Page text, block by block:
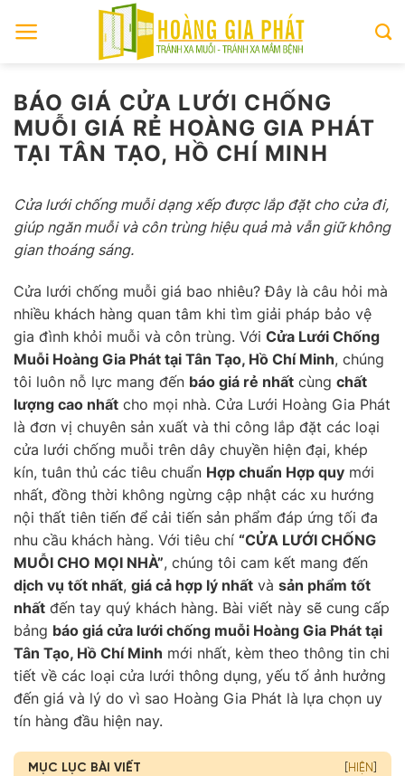
BÁO GIÁ CỬA LƯỚI CHỐNG
MUỖI GIÁ RẺ HOÀNG GIA PHÁT
TẠI TÂN TẠO, HỒ CHÍ MINH
Cửa lưới chống muỗi dạng xếp được lắp đặt cho cửa đi,
giúp ngăn muỗi và côn trùng hiệu quả mà vẫn giữ không
gian thoáng sáng.
Cửa lưới chống muỗi giá bao nhiêu? Đây là câu hỏi mà
nhiều khách hàng quan tâm khi tìm giải pháp bảo vệ
gia đình khỏi muỗi và côn trùng. Với Cửa Lưới Chống
Muỗi Hoàng Gia Phát tại Tân Tạo, Hồ Chí Minh, chúng
tôi luôn nỗ lực mang đến báo giá rẻ nhất cùng chất
lượng cao nhất cho mọi nhà. Cửa Lưới Hoàng Gia Phát
là đơn vị chuyên sản xuất và thi công lắp đặt các loại
cửa lưới chống muỗi trên dây chuyền hiện đại, khép
kín, tuân thủ các tiêu chuẩn Hợp chuẩn Hợp quy mới
nhất, đồng thời không ngừng cập nhật các xu hướng
nội thất tiên tiến để cải tiến sản phẩm đáp ứng tối đa
nhu cầu khách hàng. Với tiêu chí “CỬA LƯỚI CHỐNG
MUỖI CHO MỌI NHÀ”, chúng tôi cam kết mang đến
dịch vụ tốt nhất, giá cả hợp lý nhất và sản phẩm tốt
nhất đến tay quý khách hàng. Bài viết này sẽ cung cấp
bảng báo giá cửa lưới chống muỗi Hoàng Gia Phát tại
Tân Tạo, Hồ Chí Minh mới nhất, kèm theo thông tin chi
tiết về các loại cửa lưới thông dụng, yếu tố ảnh hưởng
đến giá và lý do vì sao Hoàng Gia Phát là lựa chọn uy
tín hàng đầu hiện nay.
MỤC LỤC BÀI VIẾT HIỆN